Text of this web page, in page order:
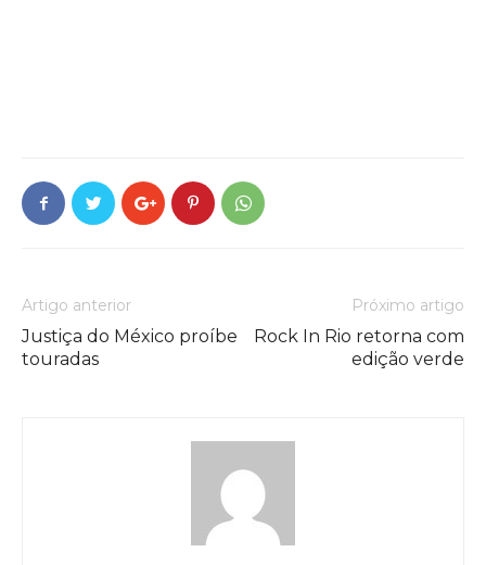
Artigo anterior
Justiça do México proíbe
touradas
Próximo artigo
Rock In Rio retorna com
edição verde